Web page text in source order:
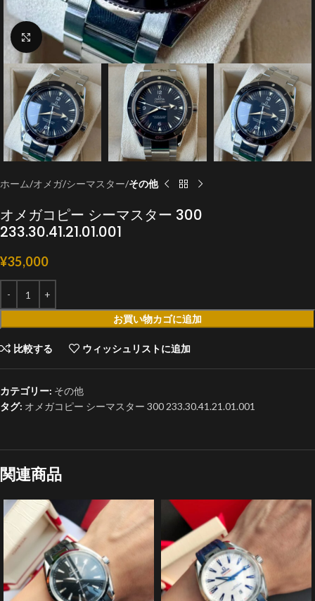
クリックで拡大
ホーム オメガ シーマスター その他
オメガコピー シーマスター 300
233.30.41.21.01.001
¥35,000
お買い物カゴに追加
比較する ウィッシュリストに追加
カテゴリー: その他
タグ: オメガコピー シーマスター 300 233.30.41.21.01.001
関連商品